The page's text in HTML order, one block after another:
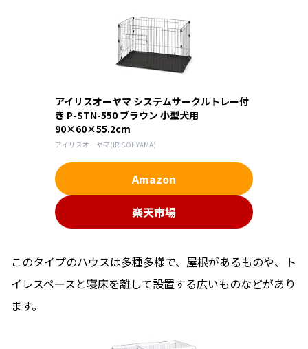
アイリスオーヤマ システムサークルトレー付
き P-STN-550 ブラウン 小型犬用
90×60×55.2cm
アイリスオーヤマ(IRIS OHYAMA)
Amazon
楽天市場
このタイプのハウスは多種多様で、屋根があるものや、ト
イレスペースと寝床を離して設置する広いものなどがあり
ます。